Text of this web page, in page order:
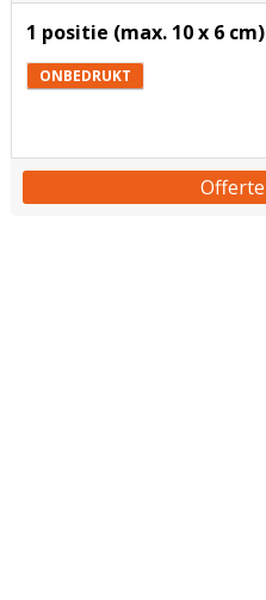
1 positie (max. 10 x 6 cm)
ONBEDRUKT
Offerte